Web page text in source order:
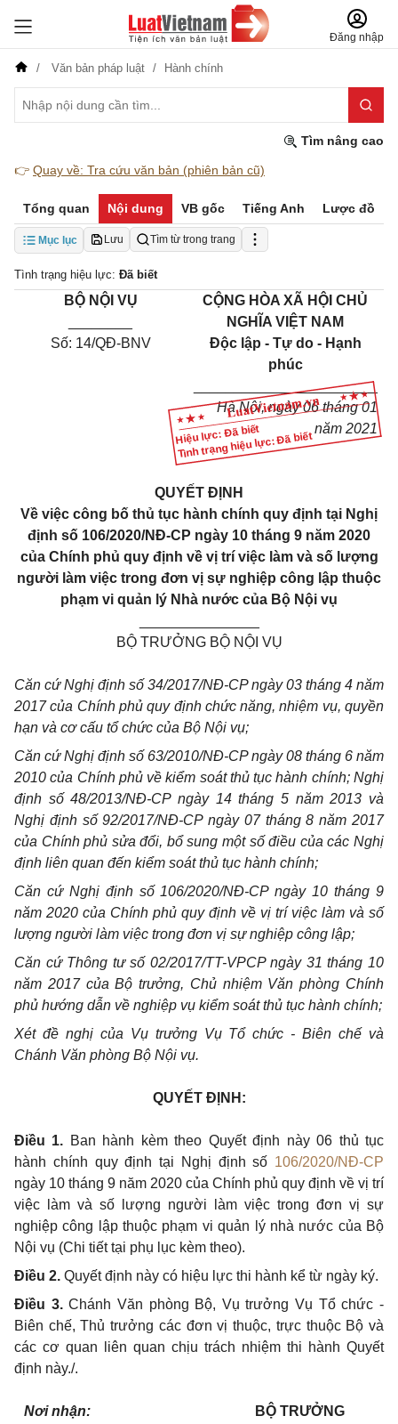
Đăng nhập
Văn bản pháp luật Hành chính
Tìm nâng cao
👉 Quay về: Tra cứu văn bản (phiên bản cũ)
Tổng quan Nội dung VB gốc Tiếng Anh Lược đồ
Mục lục Lưu Tìm từ trong trang
Tình trạng hiệu lực: Đã biết
Hiệu lực: Đã biết
Tình trạng hiệu lực: Đã biết
BỘ NỘI VỤ
Số: 14/QĐ-BNV
CỘNG HÒA XÃ HỘI CHỦ
NGHĨA VIỆT NAM
Độc lập - Tự do - Hạnh
phúc
_______________________
Hà Nội, ngày 06 tháng 01
năm 2021
QUYẾT ĐỊNH
Về việc công bố thủ tục hành chính quy định tại Nghị
định số 106/2020/NĐ-CP ngày 10 tháng 9 năm 2020
của Chính phủ quy định về vị trí việc làm và số lượng
người làm việc trong đơn vị sự nghiệp công lập thuộc
phạm vi quản lý Nhà nước của Bộ Nội vụ
BỘ TRƯỞNG BỘ NỘI VỤ
Căn cứ Nghị định số 34/2017/NĐ-CP ngày 03 tháng 4 năm
2017 của Chính phủ quy định chức năng, nhiệm vụ, quyền
hạn và cơ cấu tổ chức của Bộ Nội vụ;
Căn cứ Nghị định số 63/2010/NĐ-CP ngày 08 tháng 6 năm
2010 của Chính phủ về kiểm soát thủ tục hành chính; Nghị
định số 48/2013/NĐ-CP ngày 14 tháng 5 năm 2013 và
Nghị định số 92/2017/NĐ-CP ngày 07 tháng 8 năm 2017
của Chính phủ sửa đổi, bổ sung một số điều của các Nghị
định liên quan đến kiểm soát thủ tục hành chính;
Căn cứ Nghị định số 106/2020/NĐ-CP ngày 10 tháng 9
năm 2020 của Chính phủ quy định về vị trí việc làm và số
lượng người làm việc trong đơn vị sự nghiệp công lập;
Căn cứ Thông tư số 02/2017/TT-VPCP ngày 31 tháng 10
năm 2017 của Bộ trưởng, Chủ nhiệm Văn phòng Chính
phủ hướng dẫn về nghiệp vụ kiểm soát thủ tục hành chính;
Xét đề nghị của Vụ trưởng Vụ Tổ chức - Biên chế và
Chánh Văn phòng Bộ Nội vụ.
QUYẾT ĐỊNH:
Điều 1. Ban hành kèm theo Quyết định này 06 thủ tục
hành chính quy định tại Nghị định số 106/2020/NĐ-CP
ngày 10 tháng 9 năm 2020 của Chính phủ quy định về vị trí
việc làm và số lượng người làm việc trong đơn vị sự
nghiệp công lập thuộc phạm vi quản lý nhà nước của Bộ
Nội vụ (Chi tiết tại phụ lục kèm theo).
Điều 2. Quyết định này có hiệu lực thi hành kể từ ngày ký.
Điều 3. Chánh Văn phòng Bộ, Vụ trưởng Vụ Tổ chức -
Biên chế, Thủ trưởng các đơn vị thuộc, trực thuộc Bộ và
các cơ quan liên quan chịu trách nhiệm thi hành Quyết
định này./.
Nơi nhận:
BỘ TRƯỞNG